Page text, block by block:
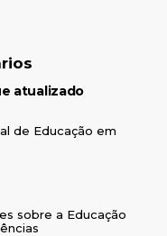
atualizado
de Educação em
sobre a Educação